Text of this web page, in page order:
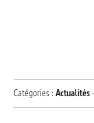
Catégories : Actualités ·